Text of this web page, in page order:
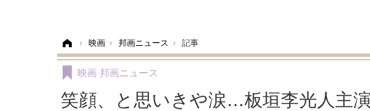
› 映画 › 邦画ニュース › 記事
笑顔、と思いきや涙…板垣李光人主
映画 邦画ニュース